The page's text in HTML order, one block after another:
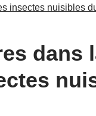
insectes nuisibles
dans